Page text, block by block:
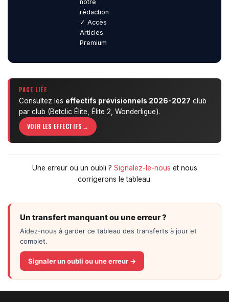
notre
rédaction
✓ Accès
Articles
Premium
PAGE LIÉE
Consultez les effectifs prévisionnels 2026-2027 club
par club (Betclic Élite, Élite 2, Wonderligue).
VOIR LES EFFECTIFS
Une erreur ou un oubli ? Signalez-le-nous et nous
corrigerons le tableau.
Un transfert manquant ou une erreur ?
Aidez-nous à garder ce tableau des transferts à jour et
complet.
Signaler un oubli ou une erreur →